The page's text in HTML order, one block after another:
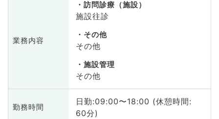
業務内容
訪問診療（施設）
施設往診
その他
その他
施設管理
その他
勤務時間
日勤:09:00〜18:00 (休憩時間:
60分)